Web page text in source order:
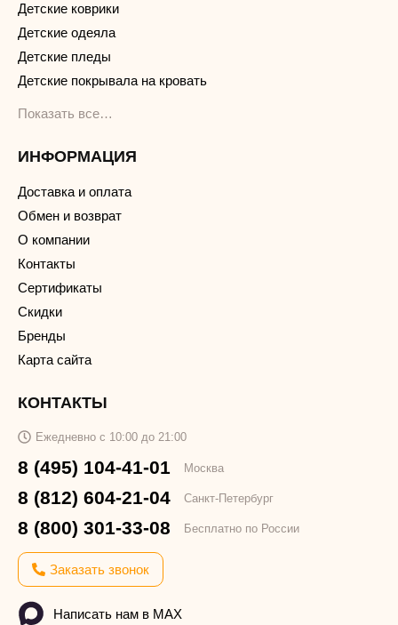
Детские коврики
Детские одеяла
Детские пледы
Детские покрывала на кровать
Показать все…
ИНФОРМАЦИЯ
Доставка и оплата
Обмен и возврат
О компании
Контакты
Сертификаты
Скидки
Бренды
Карта сайта
КОНТАКТЫ
Ежедневно с 10:00 до 21:00
8 (495) 104-41-01 Москва
8 (812) 604-21-04 Санкт-Петербург
8 (800) 301-33-08 Бесплатно по России
Заказать звонок
Написать нам в MAX